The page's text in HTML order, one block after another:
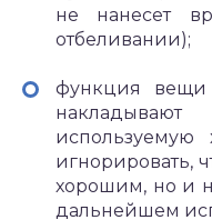
не нанесет
отбеливании);
функция
игнорировать,
хорошим, но и
дальнейшем